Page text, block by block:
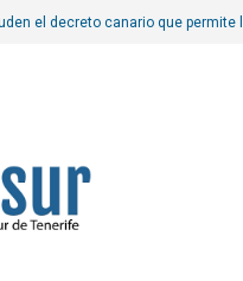
el decreto canario que